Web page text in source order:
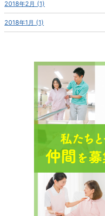
2018年2月 (1)
2018年1月 (1)